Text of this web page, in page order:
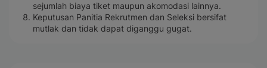
sejumlah biaya tiket maupun akomodasi lainnya.
Keputusan Panitia Rekrutmen dan Seleksi bersifat
mutlak dan tidak dapat diganggu gugat.